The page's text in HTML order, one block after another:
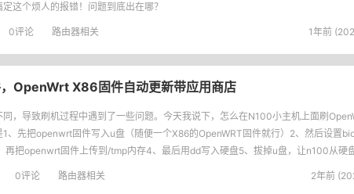
这个烦人的报错！问题到底出在哪？
0评论 路由器相关 1年前
OpenWrt X86固件自动更新带应用商店
同，导致刷机过程中遇到了一些问题。今天我说下，怎么在N100小主机上面刷
1、先把openwrt固件写入u盘（随便一个X86的OpenWRT固件就行）2、然后设置
再把openwrt固件上传到/tmp内存4、最后用dd写入硬盘5、拔掉u盘，让n100从硬
0评论 路由器相关 2年前